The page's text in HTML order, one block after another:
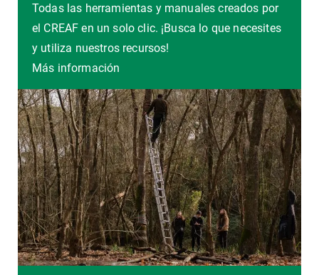
Todas las herramientas y manuales creados por
el CREAF en un solo clic. ¡Busca lo que necesites
y utiliza nuestros recursos!
Más información